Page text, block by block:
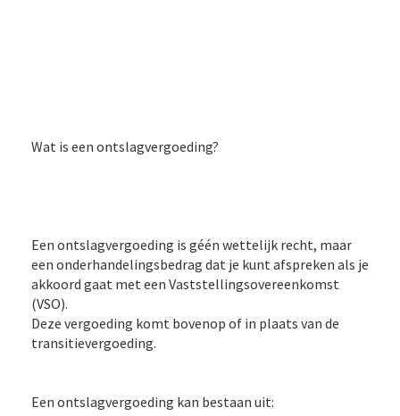
Wat is een ontslagvergoeding?
Een ontslagvergoeding is géén wettelijk recht, maar
een onderhandelingsbedrag dat je kunt afspreken als je
akkoord gaat met een Vaststellingsovereenkomst
(VSO).
Deze vergoeding komt bovenop of in plaats van de
transitievergoeding.
Een ontslagvergoeding kan bestaan uit: